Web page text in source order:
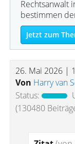
Rechtsanwalt
bestimmen
Jetzt zum
26. Mai 2026 |
Von Harry van
Status:
(130480